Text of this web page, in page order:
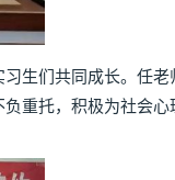
生们共同成长。任老
重托，积极为社会